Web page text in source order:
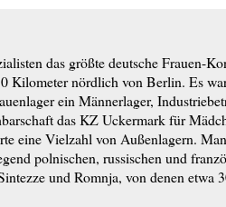
das größte deutsche Frauen-
Kilometer nördlich von Berlin. Es
ein Männerlager,
das KZ Uckermark für
eine Vielzahl von Außenlagern.
polnischen, russischen und
und Romnja, von denen etwa